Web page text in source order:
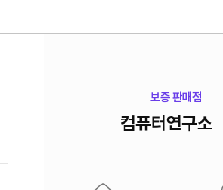
보증 판매점
컴퓨터연구소